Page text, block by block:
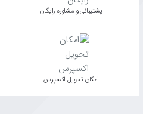
پشتیبانی و مشاوره رایگان
اﻣﮑﺎن ﺗﺤﻮﯾﻞ اﮐﺴﭙﺮس